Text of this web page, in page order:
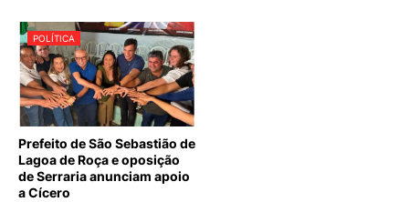
POLÍTICA
Prefeito de São Sebastião de
Lagoa de Roça e oposição
de Serraria anunciam apoio
a Cícero